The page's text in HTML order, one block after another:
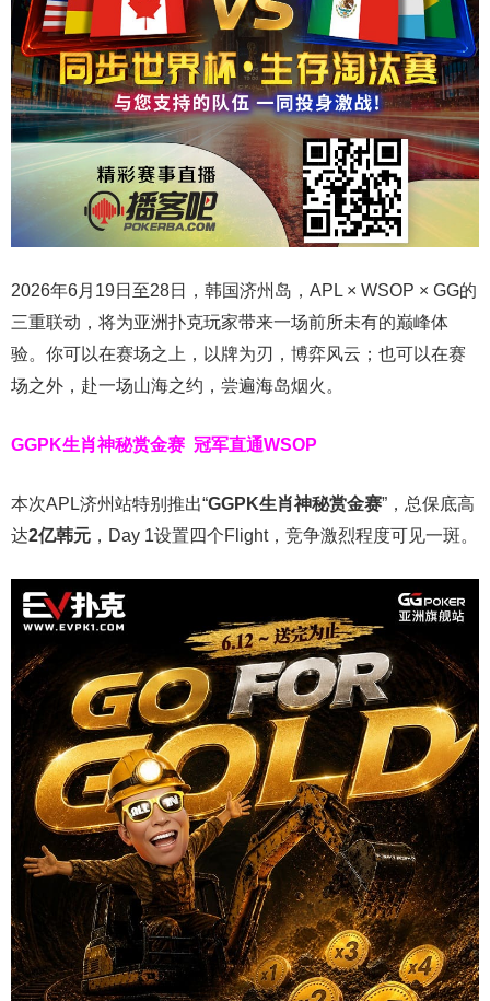
2026年6月19日至28日，韩国济州岛，APL × WSOP × GG的
三重联动，将为亚洲扑克玩家带来一场前所未有的巅峰体
验。 你可以在赛场之上，以牌为刃，博弈风云；也可以在赛
场之外，赴一场山海之约，尝遍海岛烟火。
GGPK生肖神秘赏金赛 冠军直通WSOP
本次APL济州站特别推出“GGPK生肖神秘赏金赛”，总保底高
达2亿韩元 ，Day 1设置四个Flight，竞争激烈程度可见一斑。